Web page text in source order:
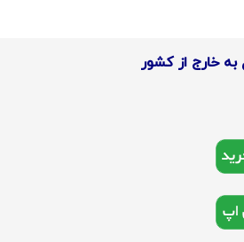
خارج از کشور